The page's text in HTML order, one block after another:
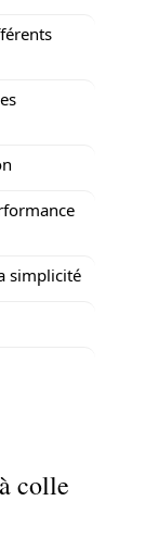
simplicité
colle